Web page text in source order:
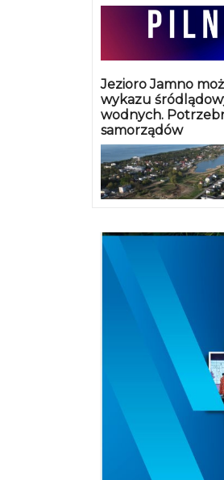
Jezioro Jamno
wykazu
wodnych.
samorządów